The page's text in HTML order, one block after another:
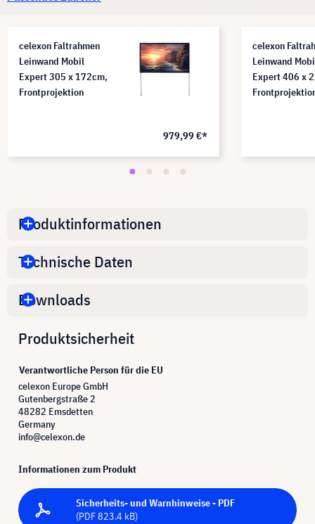
celexon Faltrahmen
Leinwand Mobil
Expert 305 x 172cm,
Frontprojektion
979,99 €*
celexon
Leinwand
Expert 406 x
Produktinformationen
Technische Daten
Downloads
Produktsicherheit
Verantwortliche Person für die EU
celexon Europe GmbH
Gutenbergstraße 2
48282 Emsdetten
Germany
info@celexon.de
Informationen zum Produkt
Sicherheits- und Warnhinweise - PDF
(PDF 823.4 kB)